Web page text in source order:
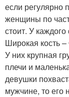
если регулярно
женщины по
стоит. У каждого
Широкая кость
У них крупная
плечи и
девушки
мужчине, то его